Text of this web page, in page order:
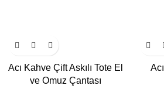
Acı Kahve Çift Askılı Tote El
ve Omuz Çantası